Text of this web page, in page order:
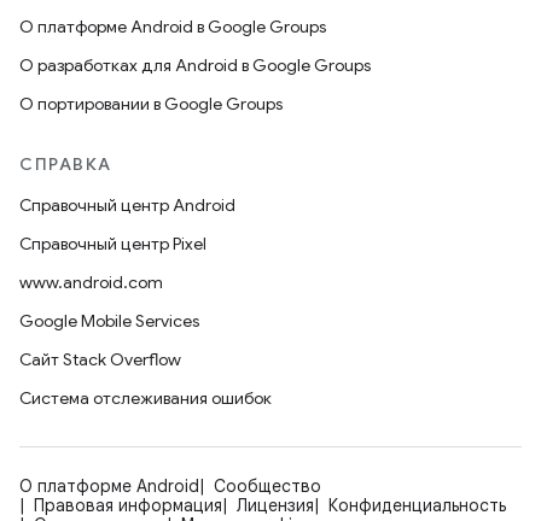
О платформе Android в Google Groups
О разработках для Android в Google Groups
О портировании в Google Groups
СПРАВКА
Справочный центр Android
Справочный центр Pixel
www.android.com
Google Mobile Services
Сайт Stack Overflow
Система отслеживания ошибок
О платформе Android
Сообщество
Правовая информация
Лицензия
Конфиденциальность